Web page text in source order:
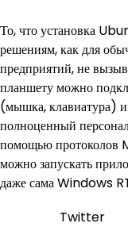
То, что установка
решениям, как для
предприятий, не
планшету можно
(мышка, клавиатура) и
полноценный
помощью
можно запускать
даже сама Windows
Twitter